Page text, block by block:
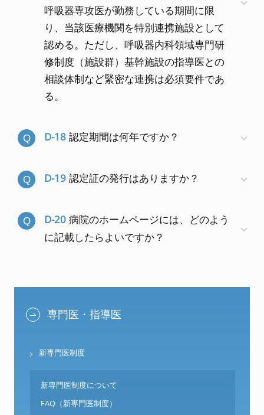
呼吸器専攻医が勤務している期間に限
り、当該医療機関を特別連携施設として
認める。ただし、呼吸器内科領域専門研
修制度（施設群）基幹施設の指導医との
相談体制など緊密な連携は必須要件であ
る。
D-18 認定期間は何年ですか？
D-19 認定証の発行はありますか？
D-20 病院のホームページには、どのよう
に記載したらよいですか？
専門医・指導医
新専門医制度
新専門医制度について
FAQ（新専門医制度）